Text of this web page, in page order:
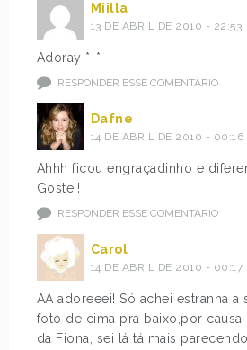
Miilla
13 DE ABRIL DE 2010 - 22:53
Adoray *-*
RESPONDER ESSE COMENTÁRIO
Dafne
14 DE ABRIL DE 2010 - 00:16
Ahhh ficou engraçadinho e
Gostei!
RESPONDER ESSE COMENTÁRIO
Carol
14 DE ABRIL DE 2010 - 00:17
AA adoreeei! Só achei estranha a
foto de cima pra baixo,por causa
da Fiona, sei lá tá mais